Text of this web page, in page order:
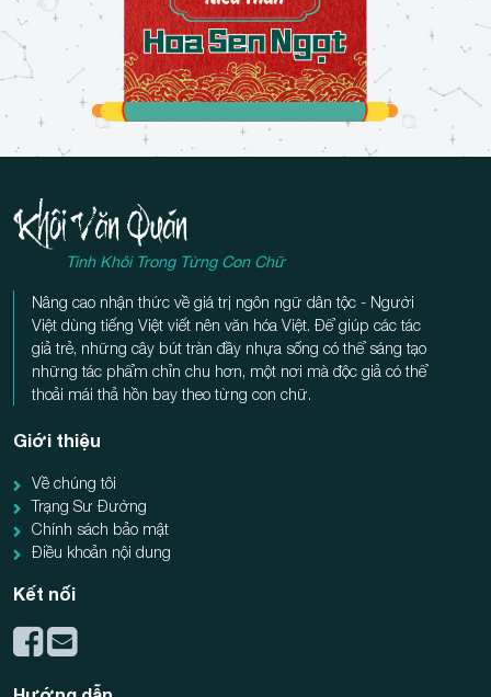
Tinh Khôi Trong Từng Con Chữ
Nâng cao nhận thức về giá trị ngôn ngữ dân tộc - Người
Việt dùng tiếng Việt viết nên văn hóa Việt. Để giúp các tác
giả trẻ, những cây bút tràn đầy nhựa sống có thể sáng tạo
những tác phẩm chỉn chu hơn, một nơi mà độc giả có thể
thoải mái thả hồn bay theo từng con chữ.
Giới thiệu
Về chúng tôi
Trạng Sư Đường
Chính sách bảo mật
Điều khoản nội dung
Kết nối